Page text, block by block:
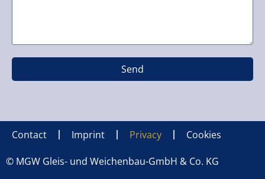
Send
Contact Imprint Privacy Cookies
© MGW Gleis- und Weichenbau-GmbH & Co. KG